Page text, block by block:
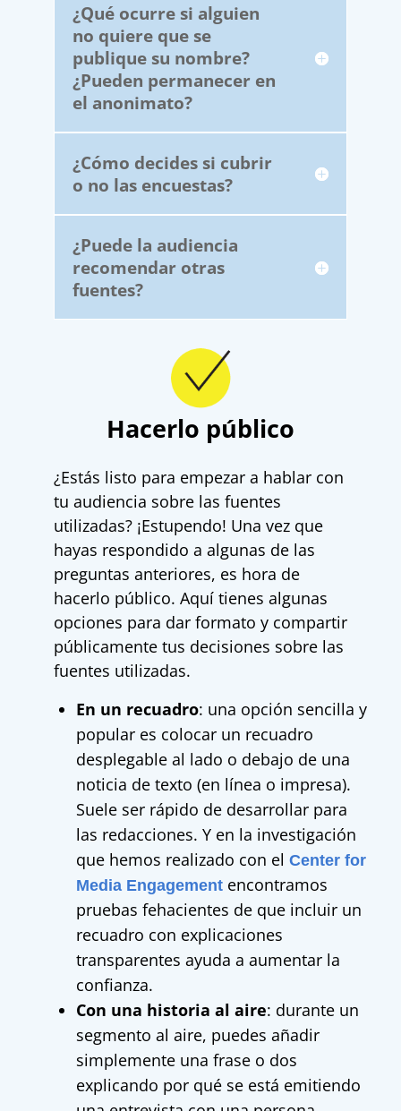
¿Qué ocurre si alguien
no quiere que se
publique su nombre?
¿Pueden permanecer en
el anonimato?
¿Cómo decides si cubrir
o no las encuestas?
¿Puede la audiencia
recomendar otras
fuentes?
Hacerlo público
¿Estás listo para empezar a hablar con
tu audiencia sobre las fuentes
utilizadas? ¡Estupendo! Una vez que
hayas respondido a algunas de las
preguntas anteriores, es hora de
hacerlo público. Aquí tienes algunas
opciones para dar formato y compartir
públicamente tus decisiones sobre las
fuentes utilizadas.
En un recuadro: una opción sencilla y
popular es colocar un recuadro
desplegable al lado o debajo de una
noticia de texto (en línea o impresa).
Suele ser rápido de desarrollar para
las redacciones. Y en la investigación
que hemos realizado con el Center for
Media Engagementencontramos
pruebas fehacientes de que incluir un
recuadro con explicaciones
transparentes ayuda a aumentar la
confianza.
Con una historia al aire: durante un
segmento al aire, puedes añadir
simplemente una frase o dos
explicando por qué se está emitiendo